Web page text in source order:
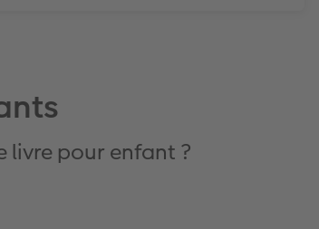
livre pour enfant ?